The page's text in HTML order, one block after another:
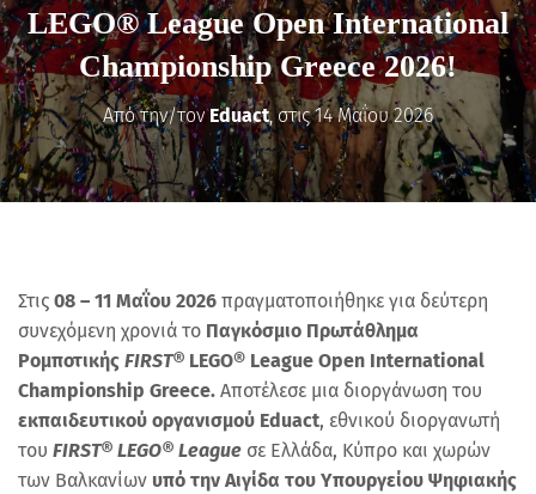
LEGO® League Open International
Championship Greece 2026!
Από την/τονEduact, στις14 Μαΐου 2026
Στις 08 – 11 Μαΐου 2026 πραγματοποιήθηκε για δεύτερη
συνεχόμενη χρονιά το Παγκόσμιο Πρωτάθλημα
Ρομποτικής FIRST® LEGO® League Open International
Championship Greece. Αποτέλεσε μια διοργάνωση του
εκπαιδευτικού οργανισμού Eduact, εθνικού διοργανωτή
του FIRST® LEGO® League σε Ελλάδα, Κύπρο και χωρών
των Βαλκανίων υπό την Αιγίδα του Υπουργείου Ψηφιακής